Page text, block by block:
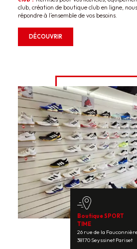
club, création de boutique club en ligne,
répondre à l’ensemble de vos besoins.
DÉCOUVRIR
Boutique SPORT
TIME
26 rue de la Fauconnière
38170 Seyssinet Pariset